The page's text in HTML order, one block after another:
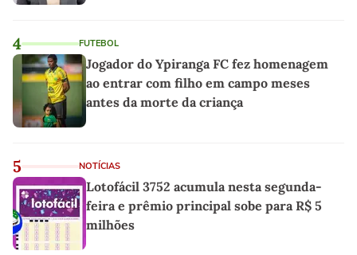
4 FUTEBOL
Jogador do Ypiranga FC fez homenagem
ao entrar com filho em campo meses
antes da morte da criança
5 NOTÍCIAS
Lotofácil 3752 acumula nesta segunda-
feira e prêmio principal sobe para R$ 5
milhões